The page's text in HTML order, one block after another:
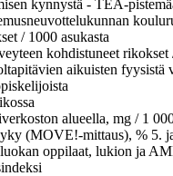
kynnystä - TEA-
/ 1000 asukasta
kohdistuneet rikokset
aikuisten
alueella, mg / 1
(MOVE!-mittaus), % 5.
oppilaat, lukion ja